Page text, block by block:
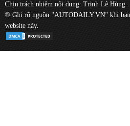
Chịu trách nhiệm nội dung: Trịnh Lê Hùng.
® Ghi rõ nguồn "AUTODAILY.VN" khi
website này.